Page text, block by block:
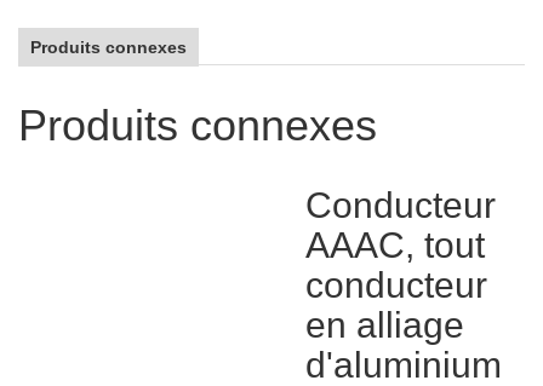
Produits connexes
Produits connexes
Conducteur
AAAC, tout
conducteur
en alliage
d'aluminium